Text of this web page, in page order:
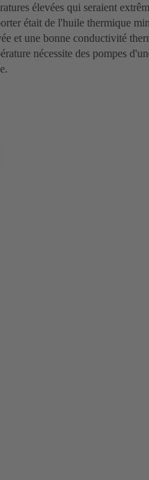
élevées qui seraient
était de l'huile thermique
et une bonne conductivité
nécessite des pompes